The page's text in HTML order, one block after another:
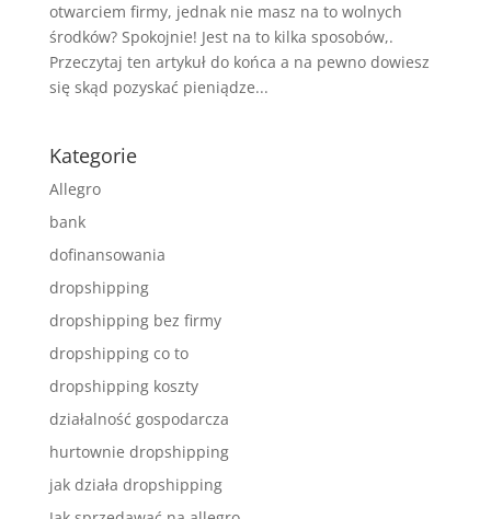
otwarciem firmy, jednak nie masz na to wolnych
środków? Spokojnie! Jest na to kilka sposobów,.
Przeczytaj ten artykuł do końca a na pewno dowiesz
się skąd pozyskać pieniądze...
Kategorie
Allegro
bank
dofinansowania
dropshipping
dropshipping bez firmy
dropshipping co to
dropshipping koszty
działalność gospodarcza
hurtownie dropshipping
jak działa dropshipping